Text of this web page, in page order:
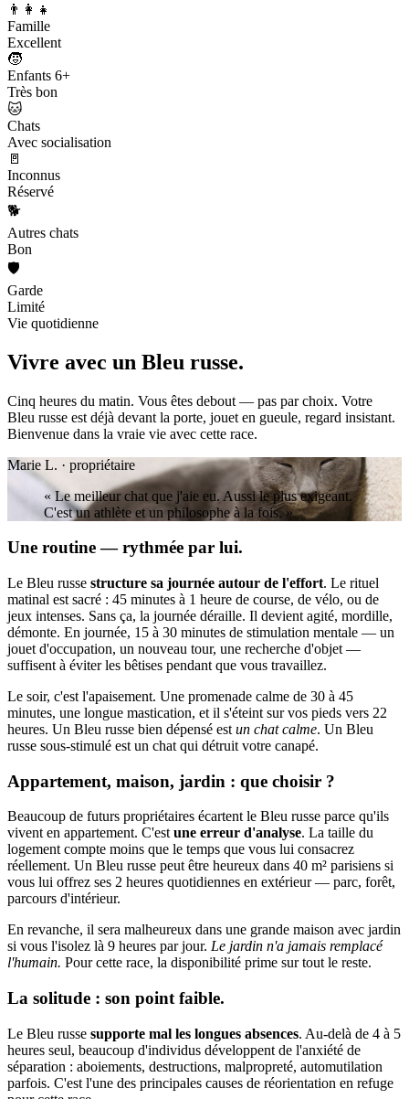
👨‍👩‍👧
Famille
Excellent
🧒
Enfants 6+
Très bon
🐱
Chats
Avec socialisation
🚪
Inconnus
Réservé
🐕
Autres chats
Bon
🛡️
Garde
Limité
Vie quotidienne
Vivre avec un Bleu russe.
Cinq heures du matin. Vous êtes debout — pas par choix. Votre
Bleu russe est déjà devant la porte, jouet en gueule, regard insistant.
Bienvenue dans la vraie vie avec cette race.
Marie L. · propriétaire
« Le meilleur chat que j'aie eu. Aussi le plus exigeant.
C'est un athlète et un philosophe à la fois. »
Une routine — rythmée par lui.
Le Bleu russe structure sa journée autour de l'effort. Le rituel
matinal est sacré : 45 minutes à 1 heure de course, de vélo, ou de
jeux intenses. Sans ça, la journée déraille. Il devient agité, mordille,
démonte. En journée, 15 à 30 minutes de stimulation mentale — un
jouet d'occupation, un nouveau tour, une recherche d'objet —
suffisent à éviter les bêtises pendant que vous travaillez.
Le soir, c'est l'apaisement. Une promenade calme de 30 à 45
minutes, une longue mastication, et il s'éteint sur vos pieds vers 22
heures. Un Bleu russe bien dépensé est un chat calme. Un Bleu
russe sous-stimulé est un chat qui détruit votre canapé.
Appartement, maison, jardin : que choisir ?
Beaucoup de futurs propriétaires écartent le Bleu russe parce qu'ils
vivent en appartement. C'estune erreur d'analyse. La taille du
logement compte moins que le temps que vous lui consacrez
réellement. Un Bleu russe peut être heureux dans 40 m² parisiens si
vous lui offrez ses 2 heures quotidiennes en extérieur — parc, forêt,
parcours d'intérieur.
En revanche, il sera malheureux dans une grande maison avec jardin
si vous l'isolez là 9 heures par jour. Le jardin n'a jamais remplacé
l'humain. Pour cette race, la disponibilité prime sur tout le reste.
La solitude : son point faible.
Le Bleu russe supporte mal les longues absences. Au-delà de 4 à 5
heures seul, beaucoup d'individus développent de l'anxiété de
séparation : aboiements, destructions, malpropreté, automutilation
parfois. C'est l'une des principales causes de réorientation en refuge